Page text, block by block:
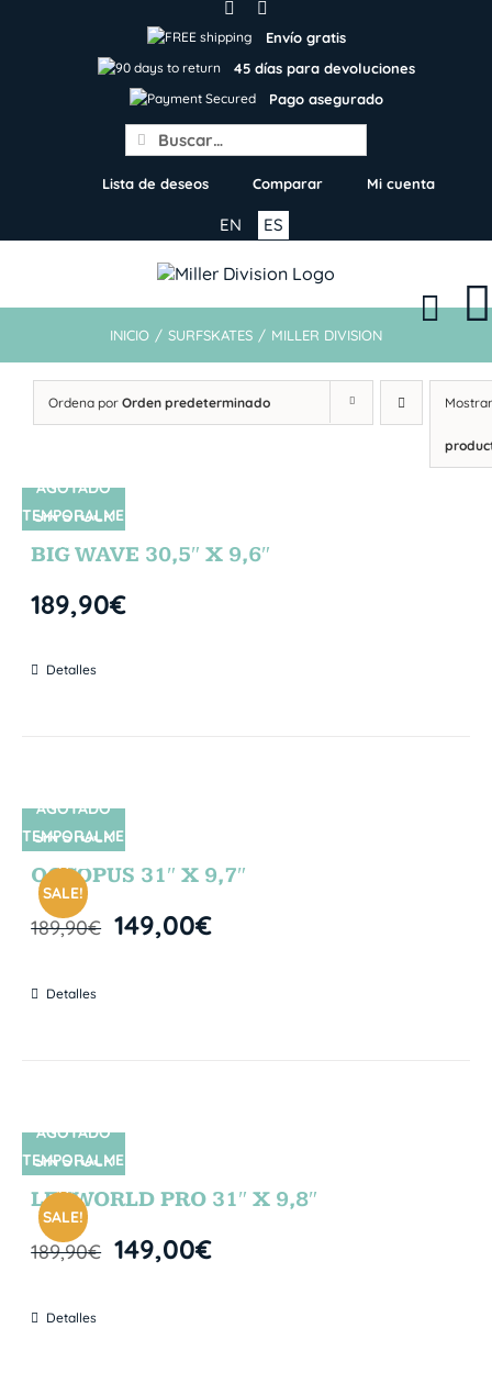
Envío gratis
45 días para devoluciones
Pago asegurado
Search
for:
Lista de deseos Comparar Mi cuenta
ES
EN
INICIO / SURFSKATES / MILLER DIVISION
Ordena por Orden predeterminado
SIN STOCK
AGOTADO
TEMPORALME
NTE
BIG WAVE 30,5″ X 9,6″
189,90€
Detalles
SIN STOCK
SALE!
AGOTADO
TEMPORALME
NTE
OCTOPUS 31″ X 9,7″
189,90€ 149,00€
Detalles
SIN STOCK
SALE!
AGOTADO
TEMPORALME
NTE
LETWORLD PRO 31″ X 9,8″
189,90€ 149,00€
Detalles